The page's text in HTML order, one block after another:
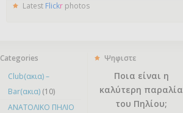
Latest Flickr photos
Categories
Club(ακια) –
Bar(ακια) (10)
ΑΝΑΤΟΛΙΚΟ ΠΗΛΙΟ
Ψηφιστε
Ποια είναι η
καλύτερη παραλία
του Πηλίου;